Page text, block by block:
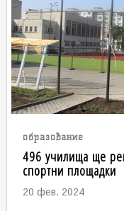
образование
496 училища ще
спортни площадки
20 фев. 2024